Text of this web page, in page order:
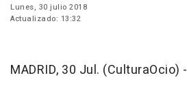
Lunes, 30 julio 2018
Actualizado: 13:32
MADRID, 30 Jul. (CulturaOcio) -